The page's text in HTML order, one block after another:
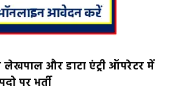
लेखपाल और डाटा एंट्री ऑपरेटर में
पर भर्ती